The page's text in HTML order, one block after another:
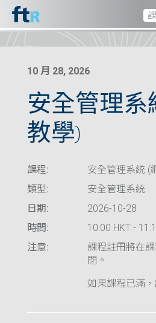
10 月 28, 2026
安全管理系
教學)
課程:
安全管理系統 (
類型:
安全管理系統
日期:
2026-10-28
時間:
10:00 HKT -
注意:
課程註冊將在
閉。
如果課程已滿